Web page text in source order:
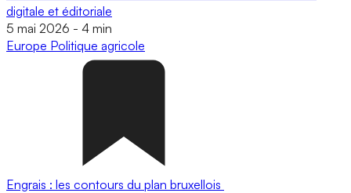
digitale et éditoriale
5 mai 2026 - 4 min
Europe Politique agricole
Engrais : les contours du plan bruxellois